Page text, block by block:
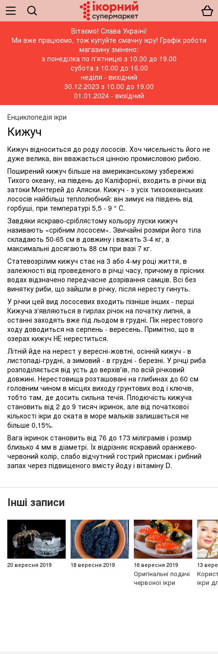
Вітаємо! Слава Україні!
Ми вже працюємо, тож купуйте смачну ікру! Графік роботи
магазину змінено:
з понеділка по п'ятницю з 10.00 до 19.00
субота з 10.00 до 16.00
неділя - вихідний
30.12.2023 з 10.00 до 19.00
01.01.2024 - вихідний
Енциклопедія ікри
Кижуч
Кижуч відноситься до роду лососів. Хоч чисельність його не
дуже велика, він вважається цінною промисловою рибою.
Поширений кижуч більше на американському узбережжі
Тихого океану, на південь до Каліфорнії, входить в річки від
затоки Монтерей до Аляски. Кижуч - з усіх тихоокеанських
лососів найбільш теплолюбний: він зимує на південь від
горбуші, при температурі 5,5 - 9 ° С.
Завдяки яскраво-сріблястому кольору луски кижуч
називають «срібним лососем». Звичайні розміри його тіла
складають 50-65 см в довжину і важать 3-4 кг, а
максимальні досягають 88 см при вазі 7 кг.
Статевозрілим кижуч стає на 3 або 4-му році життя, в
залежності від проведеного в річці часу, причому в прісних
водах відзначено передчасне дозрівання самців. Всі без
винятку риби, що зайшли в річку, після нересту гинуть.
У річки цей вид лососевих входить пізніше інших - перші
Кижуча з'являються в гирлах річок на початку липня, а
останні заходять вже під льодом в грудні. Пік нерестового
ходу доводиться на серпень - вересень. Примітно, що в
озерах кижуч НЕ нереститься.
Літній йде на нерест у вересні-жовтні, осінній кижуч - в
листопаді-грудні, а зимовий - в грудні - березні. У річці риба
розподіляється від усть до верхів'їв, по всій річковий
довжині. Нерестовища розташовані на глибинах до 60 см
головним чином в місцях виходу грунтових вод і ключів,
тобто там, де досить сильна течія. Плодючість кижуча
становить від 2 до 9 тисяч ікринок, але від початкової
кількості ікри до ската в море мальків залишається не
більше 0,15%.
Вага ікринок становить від 76 до 173 міліграмів і розмір
близько 4 мм в діаметрі. Їх відрізняє яскравий оранжево-
червоний колір, слабо відчутний гострий присмак і рибний
запах через підвищеного вмісту йоду і вітаміну D.
Інші записи
20 вересня 2019 18 вересня 2019 16 вересня 2019
Оригінальні подачі
червоної ікри
13
ікри